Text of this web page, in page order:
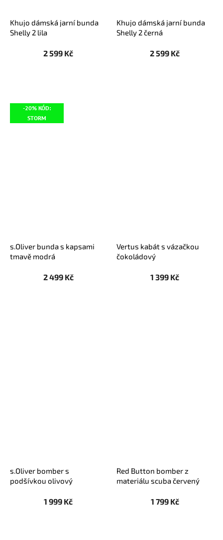
Khujo dámská jarní bunda
Shelly 2 lila
2 599 Kč
Khujo dámská jarní bunda
Shelly 2 černá
2 599 Kč
-20% KÓD:
STORM
s.Oliver bunda s kapsami
tmavě modrá
2 499 Kč
Vertus kabát s vázačkou
čokoládový
1 399 Kč
s.Oliver bomber s
podšívkou olivový
1 999 Kč
Red Button bomber z
materiálu scuba červený
1 799 Kč